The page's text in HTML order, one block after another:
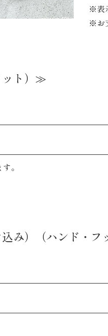
※表
※お
ット）≫
。
み）（ハンド・